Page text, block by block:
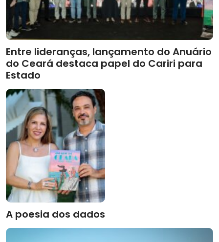
Entre lideranças, lançamento do Anuário
do Ceará destaca papel do Cariri para
Estado
A poesia dos dados